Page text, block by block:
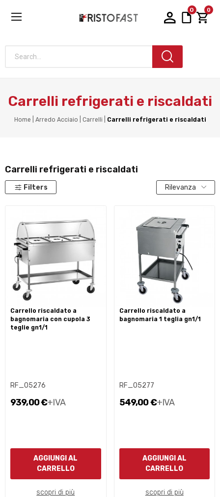
0 0
Search...
Carrelli refrigerati e riscaldati
Home Arredo Acciaio Carrelli Carrelli refrigerati e riscaldati
Carrelli refrigerati e riscaldati
Filters Rilevanza
carrello riscaldato a
bagnomaria con cupola 3
teglie gn1/1
RF_05276
939,00 €+IVA
AGGIUNGI AL
CARRELLO
scopri di più
carrello riscaldato a
bagnomaria 1 teglia gn1/1
RF_05277
549,00 €+IVA
AGGIUNGI AL
CARRELLO
scopri di più